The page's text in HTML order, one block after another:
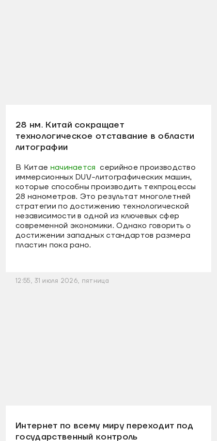
28 нм. Китай сокращает
технологическое отставание в области
литографии
В Китае начинается серийное производство
иммерсионных DUV-литографических машин,
которые способны производить техпроцессы
28 нанометров. Это результат многолетней
стратегии по достижению технологической
независимости в одной из ключевых сфер
современной экономики. Однако говорить о
достижении западных стандартов размера
пластин пока рано.
12:55, 31 июля 2026, пятница
Интернет по всему миру переходит под
государственный контроль